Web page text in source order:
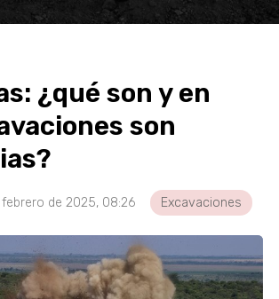
¿qué son y en
son
febrero de 2025, 08:26 Excavaciones